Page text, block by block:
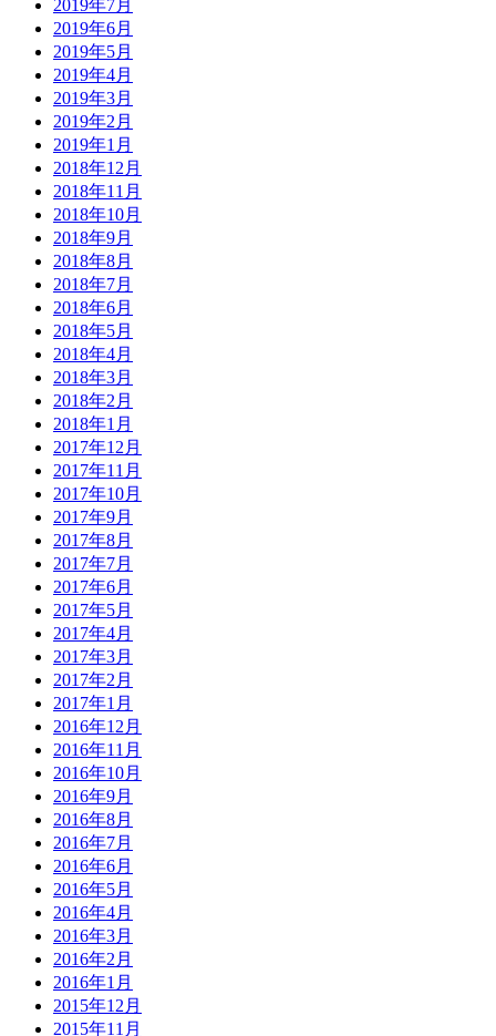
2019年7月
2019年6月
2019年5月
2019年4月
2019年3月
2019年2月
2019年1月
2018年12月
2018年11月
2018年10月
2018年9月
2018年8月
2018年7月
2018年6月
2018年5月
2018年4月
2018年3月
2018年2月
2018年1月
2017年12月
2017年11月
2017年10月
2017年9月
2017年8月
2017年7月
2017年6月
2017年5月
2017年4月
2017年3月
2017年2月
2017年1月
2016年12月
2016年11月
2016年10月
2016年9月
2016年8月
2016年7月
2016年6月
2016年5月
2016年4月
2016年3月
2016年2月
2016年1月
2015年12月
2015年11月